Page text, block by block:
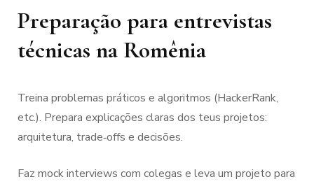
Preparação para entrevistas
técnicas na Romênia
Treina problemas práticos e algoritmos (HackerRank,
etc.). Prepara explicações claras dos teus projetos:
arquitetura, trade‑offs e decisões.
Faz mock interviews com colegas e leva um projeto para